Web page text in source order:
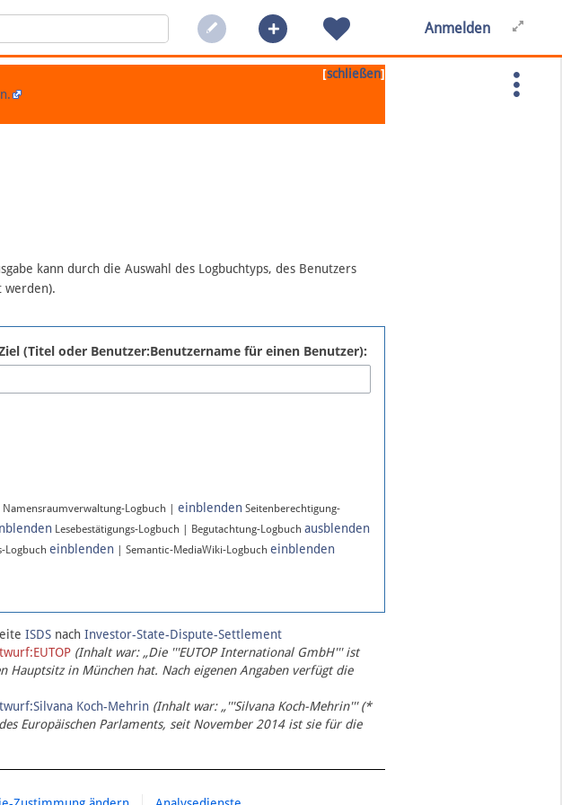
Anmelden
[schließen]
kann durch die Auswahl des Logbuchtyps, des Benutzers
werden).
(Titel oder Benutzer:Benutzername für einen Benutzer):
Namensraumverwaltung-Logbuch | einblenden Seitenberechtigung-
Lesebestätigungs-Logbuch | Begutachtung-Logbuch ausblenden
Logbuch einblenden | Semantic-MediaWiki-Logbuch einblenden
ISDS nach Investor-State-Dispute-Settlement
(Inhalt war: „Die '''EUTOP International GmbH''' ist
in München hat. Nach eigenen Angaben verfügt die
Koch-Mehrin (Inhalt war: „'''Silvana Koch-Mehrin''' (*
Europäischen Parlaments, seit November 2014 ist sie für die